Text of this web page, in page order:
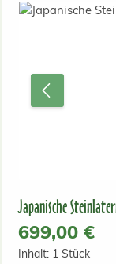
Bildergalerie
Japanische
Regulärer Preis:
699,00 €
Inhalt: 1 Stück